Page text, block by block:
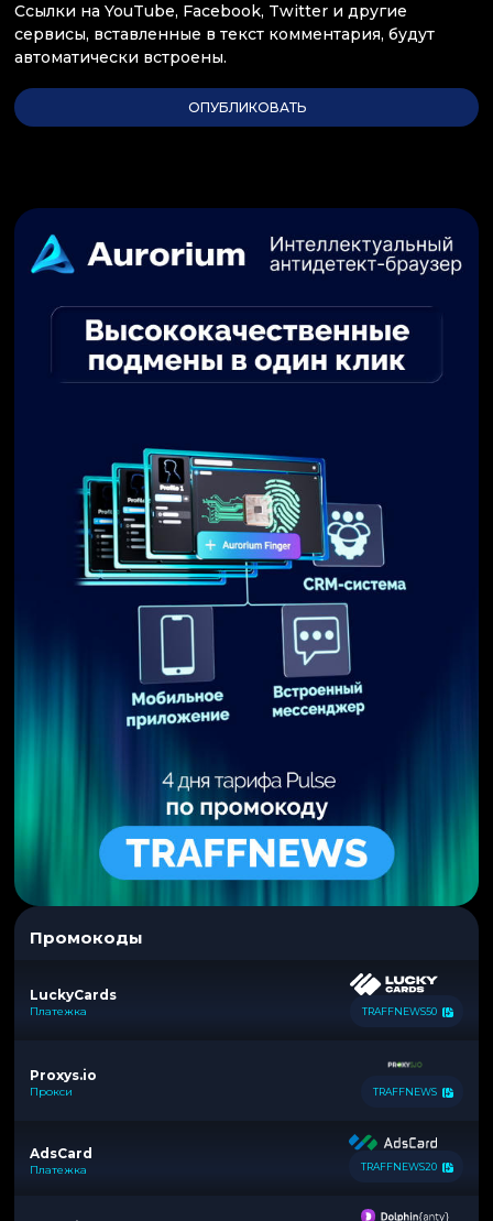
Ссылки на YouTube, Facebook, Twitter и другие
сервисы, вставленные в текст комментария, будут
автоматически встроены.
Промокоды
LuckyCards
Платежка TRAFFNEWS50
Proxys.io
Прокси TRAFFNEWS
AdsCard
Платежка TRAFFNEWS20